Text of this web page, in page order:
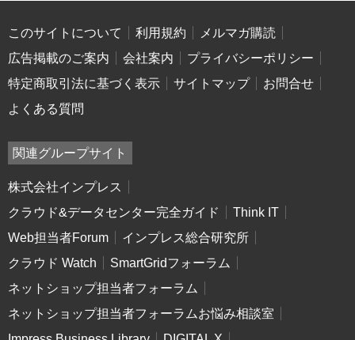
このサイトについて 利用規約
メルマガ購読
広告掲載のご案内
会社案内
プライバシーポリシー
特定商取引法に基づく表示
サイトマップ
お問合せ
よくある質問
関連グループサイト
株式会社インプレス
クラウド&データセンター完全ガイド
Think IT
Web担当者Forum
インプレス総合研究所
クラウド Watch
SmartGridフォーラム
ネットショップ担当者フォーラム
ネットショップ担当者フォーラムお悩み相談室